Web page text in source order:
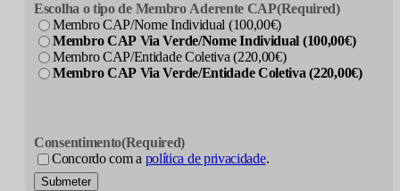
Escolha o tipo de Membro Aderente CAP(Required)
Membro CAP/Nome Individual (100,00€)
Membro CAP Via Verde/Nome Individual (100,00€)
Membro CAP/Entidade Coletiva (220,00€)
Membro CAP Via Verde/Entidade Coletiva (220,00€)
Consentimento(Required)
Concordo com a política de privacidade.
Submeter